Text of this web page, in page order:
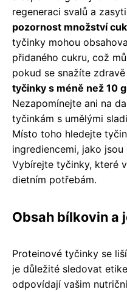
regeneraci svalů a
pozornost množství
tyčinky mohou
přidaného cukru, což
pokud se snažíte
tyčinky s méně než 10
Nezapomínejte ani na
tyčinkám s umělými
Místo toho hledejte
ingrediencemi, jako
Vybírejte tyčinky, které
dietním potřebám.
Obsah bílkovin a
Proteinové tyčinky se
je důležité sledovat
odpovídají vašim